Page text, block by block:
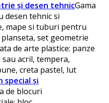
și desen tehnicGama
desen tehnic si
mape si tuburi pentru
set geometrie
de arte plastice: panze
acril, tempera,
creta pastel, lut
special și
de blocuri